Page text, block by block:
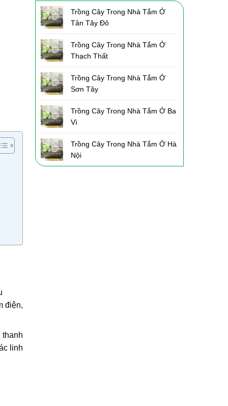
Trồng Cây Trong Nhà Tắm Ở
Tân Tây Đô
Trồng Cây Trong Nhà Tắm Ở
Thạch Thất
Trồng Cây Trong Nhà Tắm Ở
Sơn Tây
Trồng Cây Trong Nhà Tắm Ở Ba
Vì
Trồng Cây Trong Nhà Tắm Ở Hà
Nội
điện,
linh